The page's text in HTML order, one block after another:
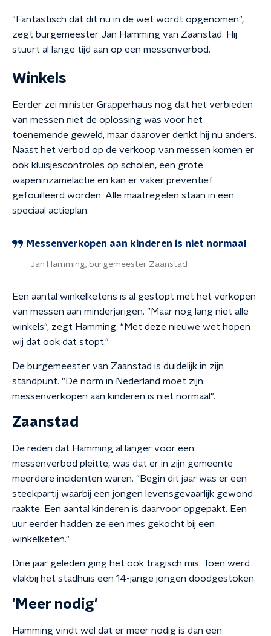
"Fantastisch dat dit nu in de wet wordt opgenomen",
zegt burgemeester Jan Hamming van Zaanstad. Hij
stuurt al lange tijd aan op een messenverbod.
Winkels
Eerder zei minister Grapperhaus nog dat het verbieden
van messen niet de oplossing was voor het
toenemende geweld, maar daarover denkt hij nu anders.
Naast het verbod op de verkoop van messen komen er
ook kluisjescontroles op scholen, een grote
wapeninzamelactie en kan er vaker preventief
gefouilleerd worden. Alle maatregelen staan in een
speciaal actieplan.
Messenverkopen aan kinderen is niet normaal
Jan Hamming, burgemeester Zaanstad
Een aantal winkelketens is al gestopt met het verkopen
van messen aan minderjarigen. "Maar nog lang niet alle
winkels", zegt Hamming. "Met deze nieuwe wet hopen
wij dat ook dat stopt."
De burgemeester van Zaanstad is duidelijk in zijn
standpunt. "De norm in Nederland moet zijn:
messenverkopen aan kinderen is niet normaal".
Zaanstad
De reden dat Hamming al langer voor een
messenverbod pleitte, was dat er in zijn gemeente
meerdere incidenten waren. "Begin dit jaar was er een
steekpartij waarbij een jongen levensgevaarlijk gewond
raakte. Een aantal kinderen is daarvoor opgepakt. Een
uur eerder hadden ze een mes gekocht bij een
winkelketen."
Drie jaar geleden ging het ook tragisch mis. Toen werd
vlakbij het stadhuis een 14-jarige jongen doodgestoken.
'Meer nodig'
Hamming vindt wel dat er meer nodig is dan een